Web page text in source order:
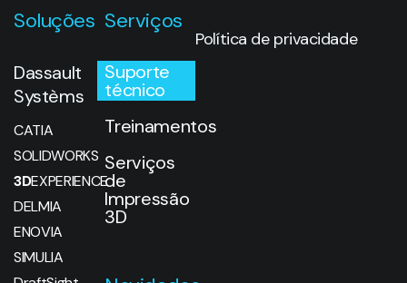
Soluções
Dassault
Systèms
CATIA
SOLIDWORKS
3DEXPERIENCE
DELMIA
ENOVIA
SIMULIA
Serviços
Suporte
técnico
Treinamentos
Serviços
de
Impressão
3D
Política de privacidade